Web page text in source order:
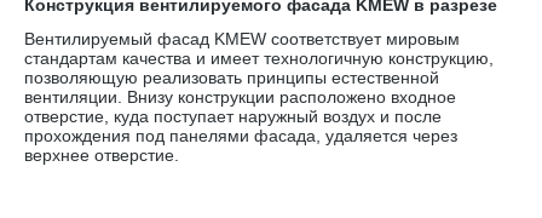
Конструкция вентилируемого фасада KMEW в разрезе
Вентилируемый фасад KMEW соответствует мировым
стандартам качества и имеет технологичную конструкцию,
позволяющую реализовать принципы естественной
вентиляции. Внизу конструкции расположено входное
отверстие, куда поступает наружный воздух и после
прохождения под панелями фасада, удаляется через
верхнее отверстие.